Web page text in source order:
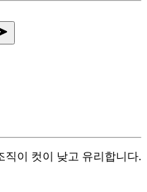
직이 컷이 낮고 유리합니다.